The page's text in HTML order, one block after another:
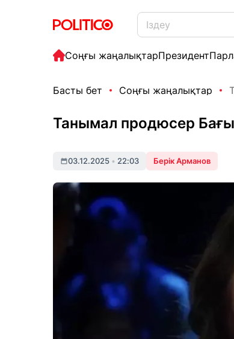
Соңғы жаңалықтарПрезидент
Басты бет Соңғы жаңалықтар
Танымал продюсер
03.12.2025 • 22:03 Берік Арманов